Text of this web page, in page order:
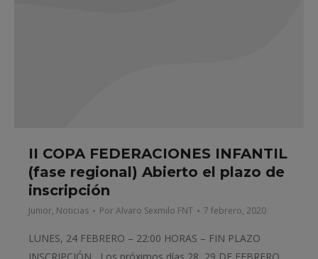
II COPA FEDERACIONES INFANTIL
(fase regional) Abierto el plazo de
inscripción
Junior, Noticias PorAlvaro Sexmilo FNT 7 febrero, 2020
LUNES, 24 FEBRERO – 22:00 HORAS – FIN PLAZO